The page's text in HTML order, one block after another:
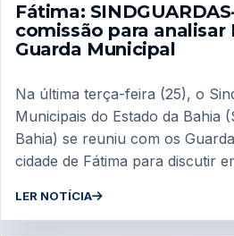
Fátima:
comissão para analisar
Guarda Municipal
Na última terça-feira (25), o
Municipais do Estado da Bahia
Bahia) se reuniu com os
cidade de Fátima para discutir
LER NOTÍCIA